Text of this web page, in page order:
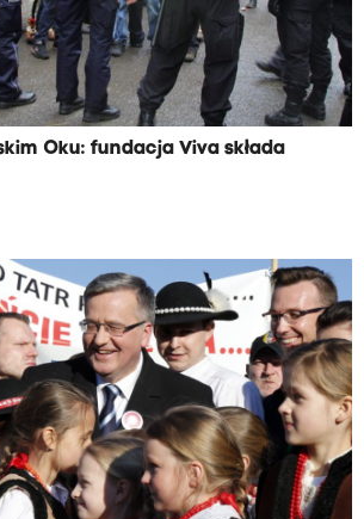
Oku: fundacja Viva składa